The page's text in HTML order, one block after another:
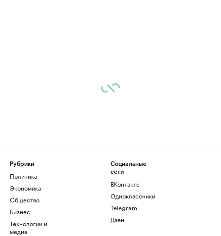
Рубрики
Политика
Экономика
Общество
Бизнес
Технологии и
медиа
Социальные
сети
ВКонтакте
Одноклассники
Telegram
Дзен